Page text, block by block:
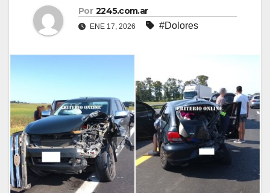
Por 2245.com.ar
ENE 17, 2026 #Dolores